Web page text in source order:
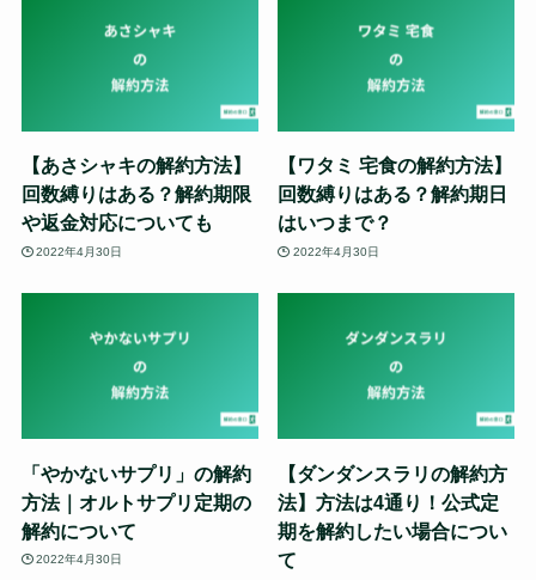
【あさシャキの解約方法】
回数縛りはある？解約期限
や返金対応についても
2022年4月30日
【ワタミ 宅食の解約方法】
回数縛りはある？解約期日
はいつまで？
2022年4月30日
「やかないサプリ」の解約
方法｜オルトサプリ定期の
解約について
2022年4月30日
【ダンダンスラリの解約方
法】方法は4通り！公式定
期を解約したい場合につい
て